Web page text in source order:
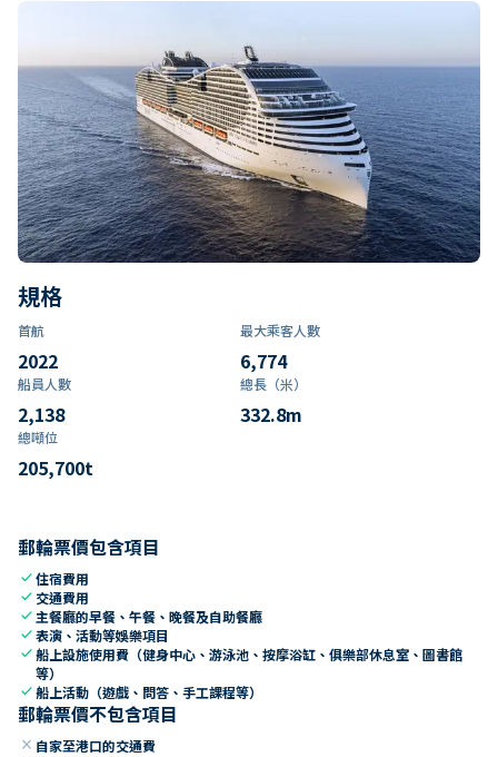
規格
首航
2022
最大乘客人數
6,774
船員人數
2,138
總長（米）
332.8m
總噸位
205,700t
郵輪票價包含項目
check住宿費用
check 交通費用
check 主餐廳的早餐、午餐、晚餐及自助餐廳
check表演、活動等娛樂項目
check船上設施使用費（健身中心、游泳池、按摩浴缸、俱樂部休息室、圖書館
等）
check船上活動（遊戲、問答、手工課程等）
郵輪票價不包含項目
close 自家至港口的交通費